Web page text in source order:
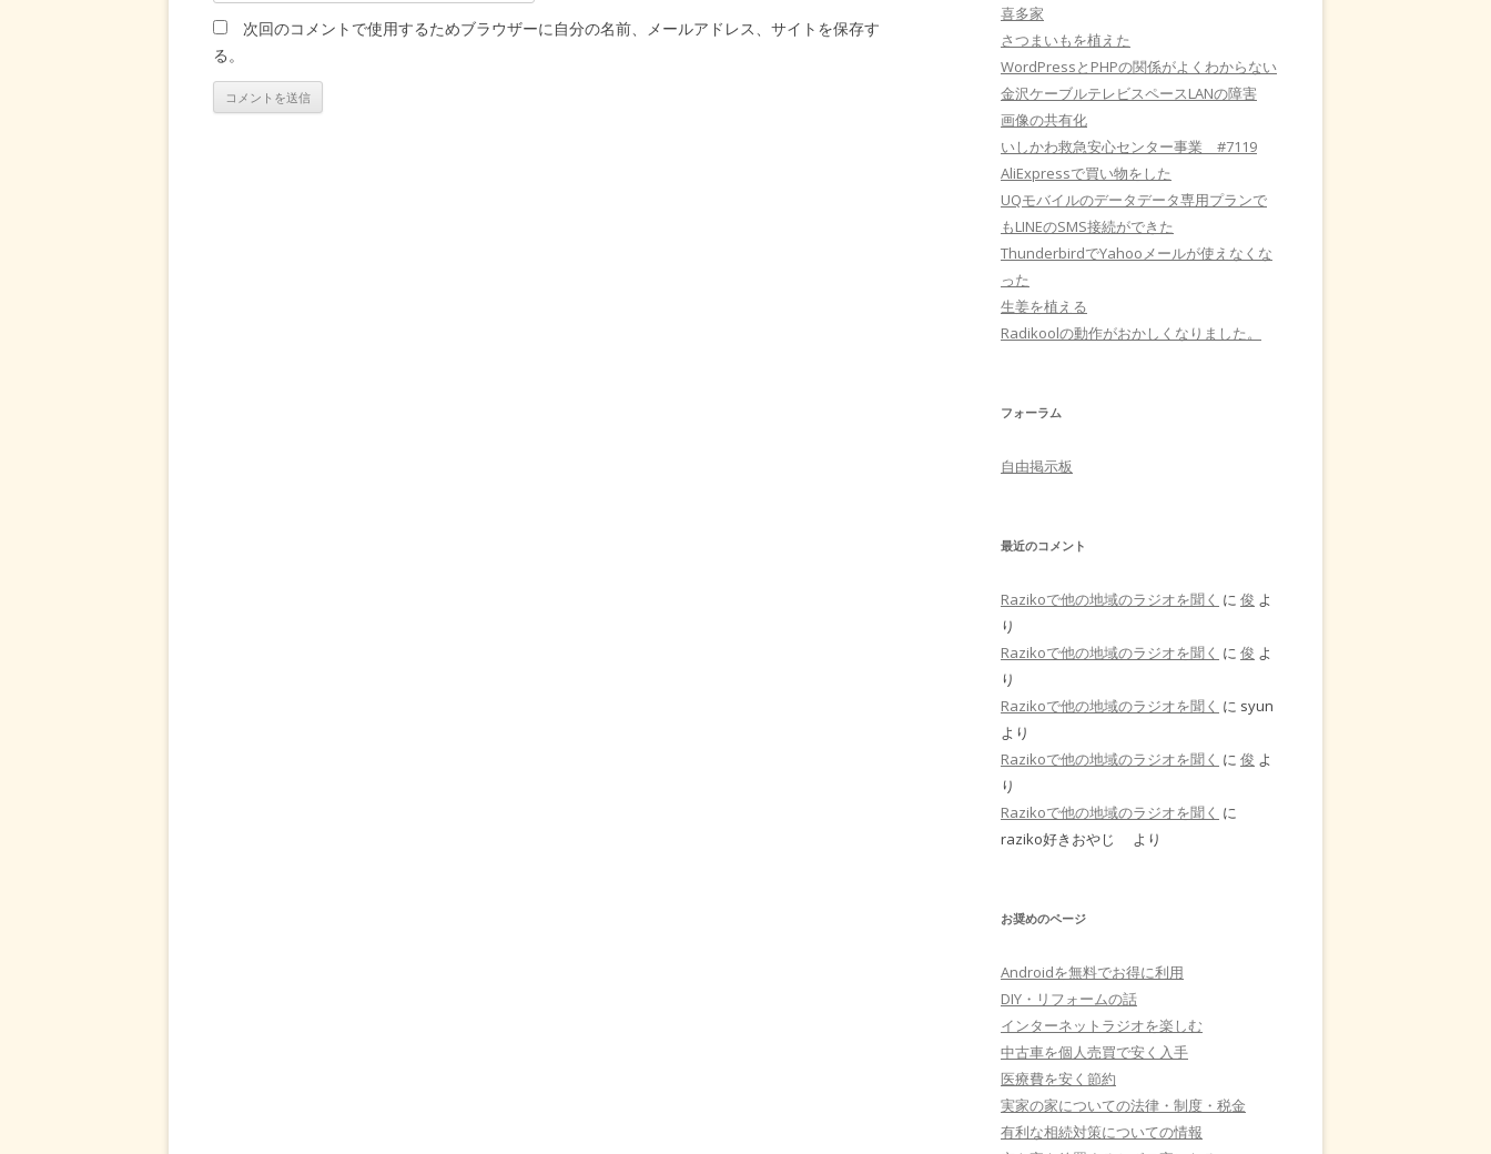
次回のコメントで使用するためブラウザーに自分の名前、メールアドレス、サイトを保存す
る。
喜多家
さつまいもを植えた
WordPressとPHPの関係がよくわからない
金沢ケーブルテレビスペースLANの障害
画像の共有化
いしかわ救急安心センター事業 #7119
AliExpressで買い物をした
UQモバイルのデータデータ専用プランで
もLINEのSMS接続ができた
ThunderbirdでYahooメールが使えなくな
った
生姜を植える
Radikoolの動作がおかしくなりました。
フォーラム
自由掲示板
最近のコメント
Razikoで他の地域のラジオを聞く に 俊 よ
り
Razikoで他の地域のラジオを聞く に 俊 よ
り
Razikoで他の地域のラジオを聞く に syun
より
Razikoで他の地域のラジオを聞く に 俊 よ
り
Razikoで他の地域のラジオを聞く に
raziko好きおやじ
より
お奨めのページ
Androidを無料でお得に利用
DIY・リフォームの話
インターネットラジオを楽しむ
中古車を個人売買で安く入手
医療費を安く節約
実家の家についての法律・制度・税金
有利な相続対策についての情報